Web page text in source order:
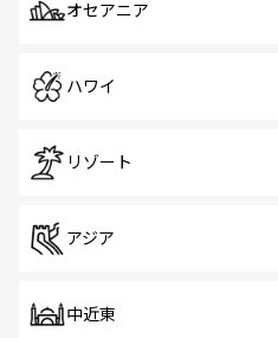
オセアニア
ハワイ
リゾート
アジア
中近東